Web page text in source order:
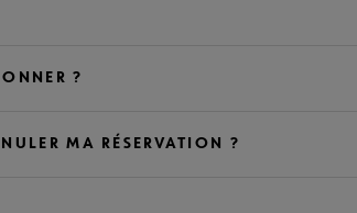
?
MA RÉSERVATION ?